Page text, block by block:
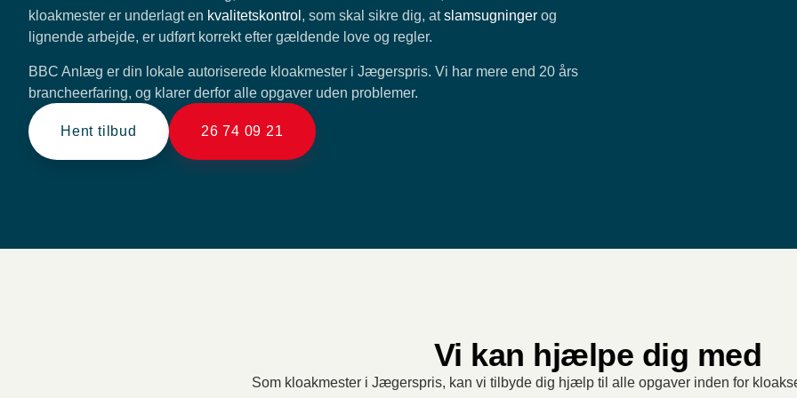
kloakmester er underlagt en kvalitetskontrol , som skal sikre dig, atslamsugninger og
lignende arbejde, er udført korrekt efter gældende love og regler.
BBC Anlæg er din lokale autoriserede kloakmester i Jægerspris. Vi har mere end 20 års
brancheerfaring, og klarer derfor alle opgaver uden problemer.
Hent tilbud 26 74 09 21
Vi kan hjælpe dig med
Som kloakmester i Jægerspris, kan vi tilbyde dig hjælp til alle opgaver inden for